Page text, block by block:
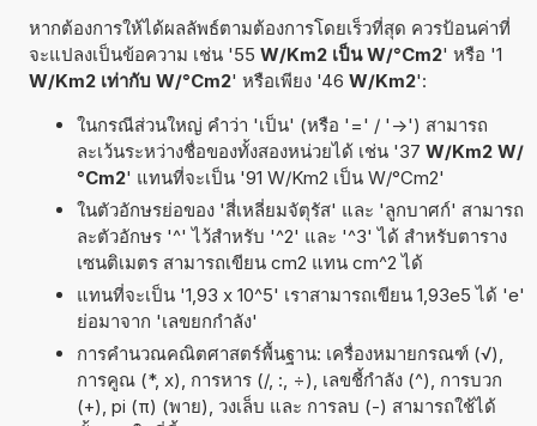
หากต้องการให้ได้ผลลัพธ์ตามต้องการโดยเร็วที่สุด ควรป้อนค่าที่
จะแปลงเป็นข้อความ เช่น '55 W/Km2 เป็น W/°Cm2' หรือ '1
W/Km2 เท่ากับ W/°Cm2' หรือเพียง '46 W/Km2':
ในกรณีส่วนใหญ่ คำว่า 'เป็น' (หรือ '=' / '->') สามารถ
ละเว้นระหว่างชื่อของทั้งสองหน่วยได้ เช่น '37 W/Km2 W/
°Cm2' แทนที่จะเป็น '91 W/Km2 เป็น W/°Cm2'
ในตัวอักษรย่อของ 'สี่เหลี่ยมจัตุรัส' และ 'ลูกบาศก์' สามารถ
ละตัวอักษร '^' ไว้สำหรับ '^2' และ '^3' ได้ สำหรับตาราง
เซนติเมตร สามารถเขียน cm2 แทน cm^2 ได้
แทนที่จะเป็น '1,93 x 10^5' เราสามารถเขียน 1,93e5 ได้ 'e'
ย่อมาจาก 'เลขยกกำลัง'
การคำนวณคณิตศาสตร์พื้นฐาน: เครื่องหมายกรณฑ์ (√),
การคูณ (*, x), การหาร (/, :, ÷), เลขชี้กำลัง (^), การบวก
(+), pi (π) (พาย), วงเล็บ และ การลบ (-) สามารถใช้ได้